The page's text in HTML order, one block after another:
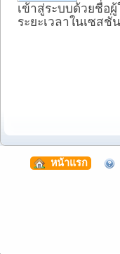
เข้าสู่ระบบด้วยชื่อ
ระยะเวลาในเซสชั่น
หน้าแรก